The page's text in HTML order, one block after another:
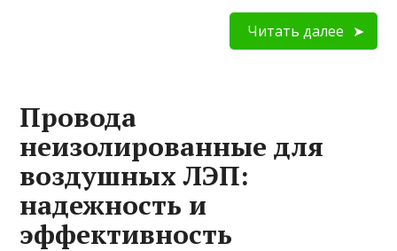
Читать далее
Провода
неизолированные для
воздушных ЛЭП:
надежность и
эффективность